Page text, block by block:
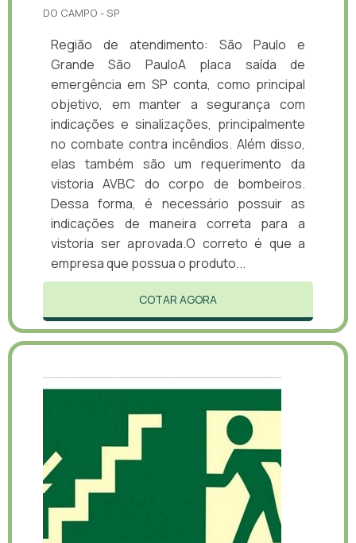
DO CAMPO - SP
Região de atendimento: São Paulo e
Grande São PauloA placa saída de
emergência em SP conta, como principal
objetivo, em manter a segurança com
indicações e sinalizações, principalmente
no combate contra incêndios. Além disso,
elas também são um requerimento da
vistoria AVBC do corpo de bombeiros.
Dessa forma, é necessário possuir as
indicações de maneira correta para a
vistoria ser aprovada.O correto é que a
empresa que possua o produto...
COTAR AGORA